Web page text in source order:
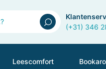
(+31) 346
Leescomfort